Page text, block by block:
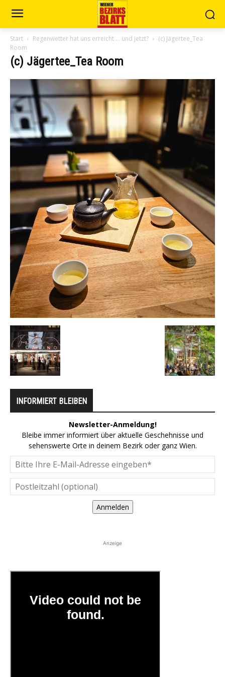
Start Regenwetter hat uns erreicht … und jetzt?
(c) Jägertee_Tea
Room
(c) Jägertee_Tea Room
INFORMIERT BLEIBEN
Newsletter-Anmeldung!
Bleibe immer informiert über aktuelle Geschehnisse und
sehenswerte Orte in deinem Bezirk oder ganz Wien.
Anmelden
Anzeige